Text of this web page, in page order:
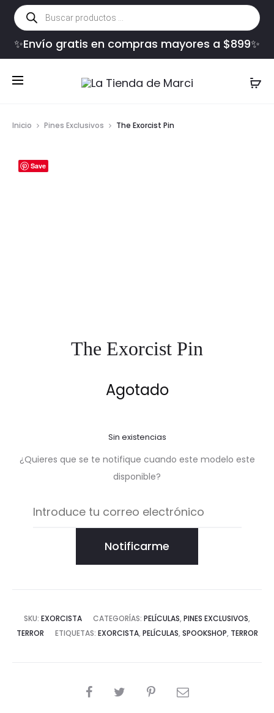
Búsqueda
de
productos
✨Envío gratis en compras mayores a $899✨
Inicio Pines Exclusivos The Exorcist Pin
Save
The Exorcist Pin
Agotado
Sin existencias
¿Quieres que se te notifique cuando este modelo este
disponible?
Notificarme
SKU: EXORCISTA CATEGORÍAS: PELÍCULAS, PINES EXCLUSIVOS,
TERROR
ETIQUETAS: EXORCISTA, PELÍCULAS, SPOOKSHOP, TERROR
COMPARTIR